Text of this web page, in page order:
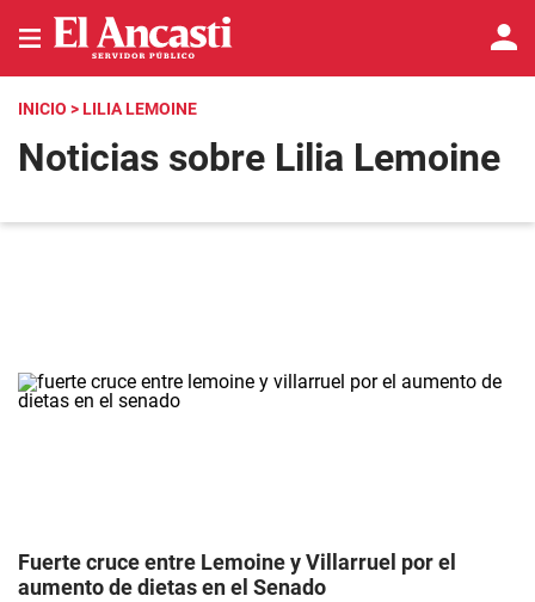
INICIO > LILIA LEMOINE
Noticias sobre Lilia Lemoine
Fuerte cruce entre Lemoine y Villarruel por el
aumento de dietas en el Senado